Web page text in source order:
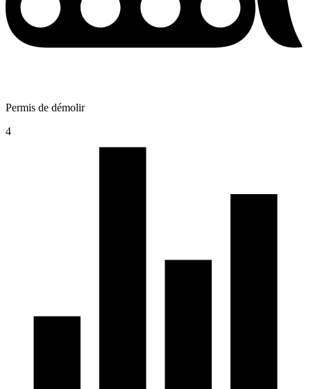
Permis de démolir
4